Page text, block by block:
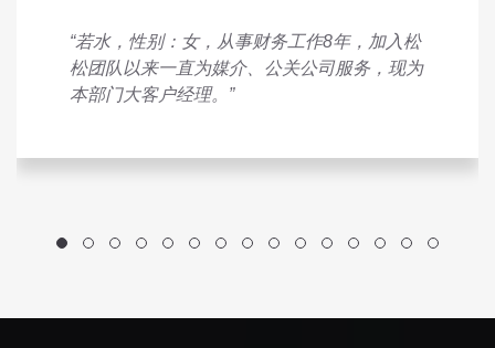
“若水，性别：女，从事财务工作8年，加入松
松团队以来一直为媒介、公关公司服务，现为
本部门大客户经理。”